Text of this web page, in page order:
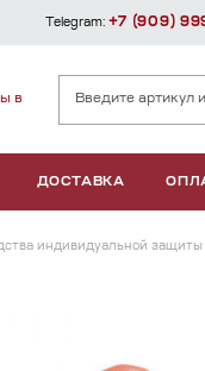
в
ДОСТАВКА
Telegram: +7 (909)
индивидуальной защиты